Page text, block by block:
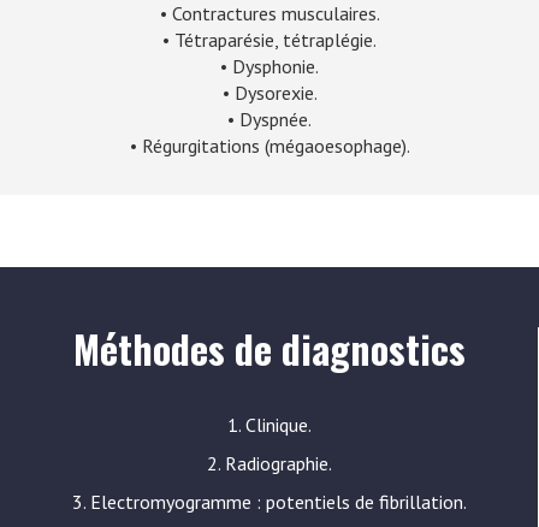
• Contractures musculaires.
• Tétraparésie, tétraplégie.
• Dysphonie.
• Dysorexie.
• Dyspnée.
• Régurgitations (mégaoesophage).
Méthodes de diagnostics
1. Clinique.
2. Radiographie.
3. Electromyogramme : potentiels de fibrillation.